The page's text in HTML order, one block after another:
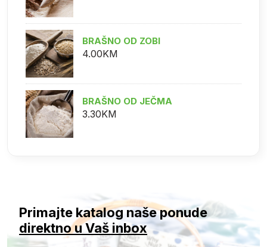
BRAŠNO OD ZOBI
4.00KM
BRAŠNO OD JEČMA
3.30KM
Primajte katalog naše ponude
direktno u Vaš inbox